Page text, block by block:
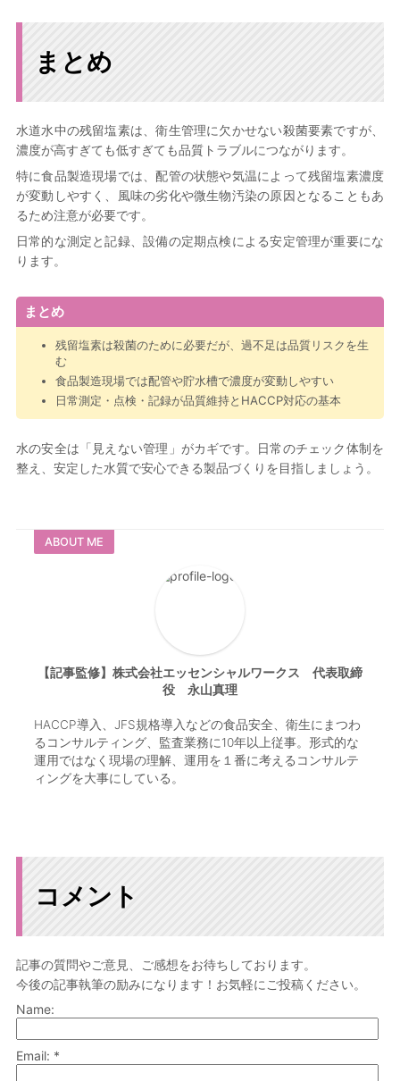
まとめ
水道水中の残留塩素は、衛生管理に欠かせない殺菌要素ですが、
濃度が高すぎても低すぎても品質トラブルにつながります。
特に食品製造現場では、配管の状態や気温によって残留塩素濃度
が変動しやすく、風味の劣化や微生物汚染の原因となることもあ
るため注意が必要です。
日常的な測定と記録、設備の定期点検による安定管理が重要にな
ります。
まとめ
残留塩素は殺菌のために必要だが、過不足は品質リスクを生
む
食品製造現場では配管や貯水槽で濃度が変動しやすい
日常測定・点検・記録が品質維持とHACCP対応の基本
水の安全は「見えない管理」がカギです。日常のチェック体制を
整え、安定した水質で安心できる製品づくりを目指しましょう。
ABOUT ME
【記事監修】株式会社エッセンシャルワークス 代表取締
役 永山真理
HACCP導入、JFS規格導入などの食品安全、衛生にまつわ
るコンサルティング、監査業務に10年以上従事。形式的な
運用ではなく現場の理解、運用を１番に考えるコンサルテ
ィングを大事にしている。
コメント
記事の質問やご意見、ご感想をお待ちしております。
今後の記事執筆の励みになります！お気軽にご投稿ください。
Name:
Email: *